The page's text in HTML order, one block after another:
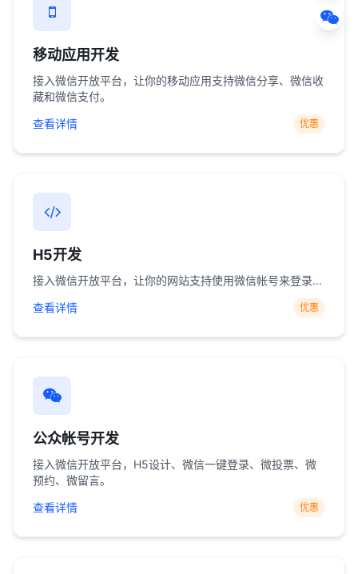
移动应用开发
接入微信开放平台，让你的移动应用支持微信分享、微信收
藏和微信支付。
查看详情
优惠
H5开发
接入微信开放平台，让你的网站支持使用微信帐号来登录...
查看详情
优惠
公众帐号开发
接入微信开放平台，H5设计、微信一键登录、微投票、微
预约、微留言。
查看详情
优惠